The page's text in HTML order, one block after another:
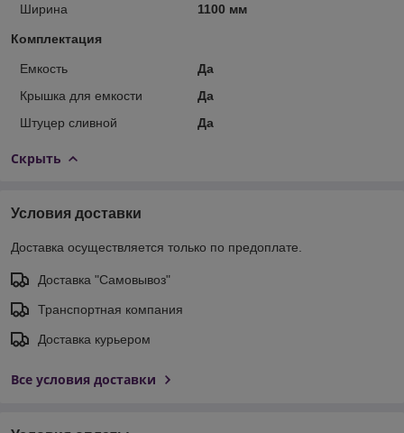
Ширина
1100 мм
Комплектация
Емкость
Да
Крышка для емкости
Да
Штуцер сливной
Да
Скрыть
Условия доставки
Доставка осуществляется только по предоплате.
Доставка "Самовывоз"
Транспортная компания
Доставка курьером
Все условия доставки